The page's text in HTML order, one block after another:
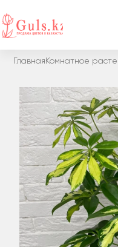
Главная Комнатное